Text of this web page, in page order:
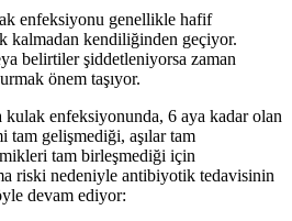
enfeksiyonu genellikle hafif
kalmadan kendiliğinden geçiyor.
belirtiler şiddetleniyorsa zaman
önem taşıyor.
enfeksiyonunda, 6 aya kadar olan
tam gelişmediği, aşılar tam
tam birleşmediği için
riski nedeniyle antibiyotik tedavisinin
devam ediyor: